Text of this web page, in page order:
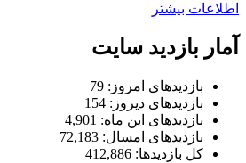
اطلاعات بیشتر
آمار بازدید سایت
بازدیدهای امروز: 79
بازدیدهای دیروز: 154
بازدیدهای این ماه: 4,901
بازدیدهای امسال: 72,183
کل بازدیدها: 412,886